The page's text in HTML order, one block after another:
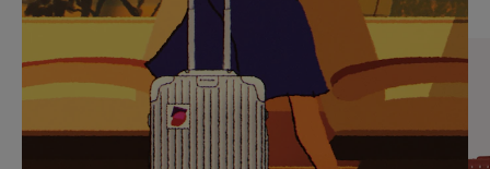
SIE,
UM
ANZUHALTEN
AUFHEBEN
DER
STUMMSCHALTUNG